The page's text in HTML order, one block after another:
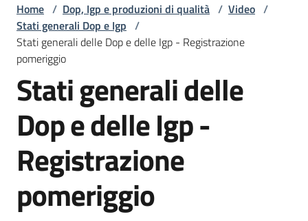
Prodotti
Dop,
Igp,
Stg
agroalimentari
Vini
Docg,
e
Igt
Home / Dop, Igp e produzioni di qualità / Video /
Stati generali Dop e Igp /
Stati generali delle Dop e delle Igp - Registrazione
pomeriggio
Stati generali delle
Dop e delle Igp -
Registrazione
pomeriggio